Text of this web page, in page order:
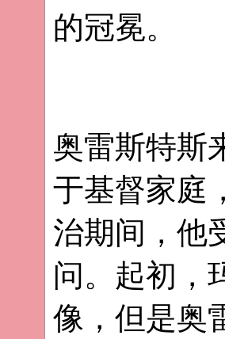
的冠冕。
奥雷斯特斯
于基督家庭
治期间，他
问。起初，
像，但是奥